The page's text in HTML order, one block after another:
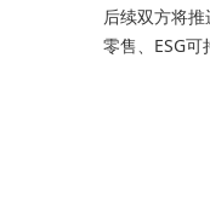
后续双方将
零售、ESG可